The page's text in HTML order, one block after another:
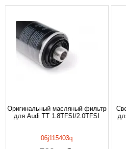
Оригинальный масляный фильтр
для Audi TT 1.8TFSI/2.0TFSI
06j115403q